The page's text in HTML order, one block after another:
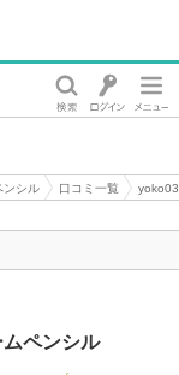
ンシル 口コミ一覧
ペンシル